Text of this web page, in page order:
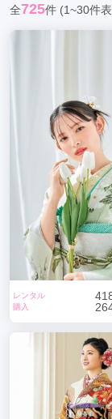
全725件 (1~30件
レンタル
購入